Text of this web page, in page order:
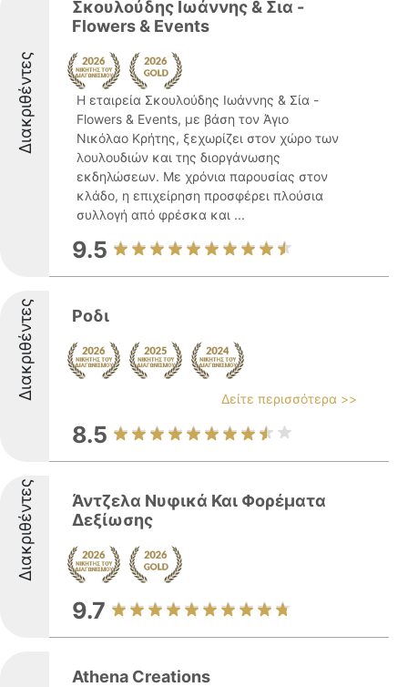
Διακριθέντες
Σκουλούδης Ιωάννης & Σια -
Flowers & Events
Η εταιρεία Σκουλούδης Ιωάννης & Σία -
Flowers & Events, με βάση τον Άγιο
Νικόλαο Κρήτης, ξεχωρίζει στον χώρο των
λουλουδιών και της διοργάνωσης
εκδηλώσεων. Με χρόνια παρουσίας στον
κλάδο, η επιχείρηση προσφέρει πλούσια
συλλογή από φρέσκα και ...
9.5
Διακριθέντες Ροδι
Δείτε περισσότερα >>
8.5
Διακριθέντες
Άντζελα Νυφικά Και Φορέματα
Δεξίωσης
9.7
Athena Creations